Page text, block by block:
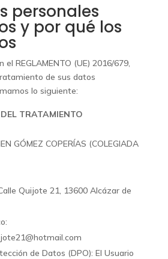
personales
y por qué los
REGLAMENTO (UE) 2016/679,
de sus datos
lo siguiente:
TRATAMIENTO
GÓMEZ COPERÍAS (COLEGIADA
Quijote 21, 13600 Alcázar de
de Datos (DPO): El Usuario